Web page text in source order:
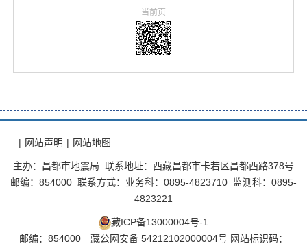
当前页
| 网站声明 | 网站地图
主办：昌都市地震局 联系地址：西藏昌都市卡若区昌都西路378号
邮编：854000 联系方式：业务科：0895-4823710 监测科：0895-
4823221
藏ICP备13000004号-1
邮编：854000
藏公网安备 54212102000004号 网站标识码：